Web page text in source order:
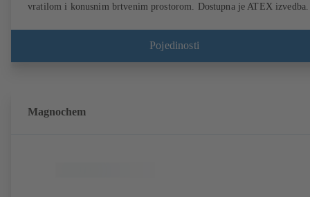
vratilom i konusnim brtvenim prostorom. Dostupna je ATEX izvedba.
Pojedinosti
Magnochem